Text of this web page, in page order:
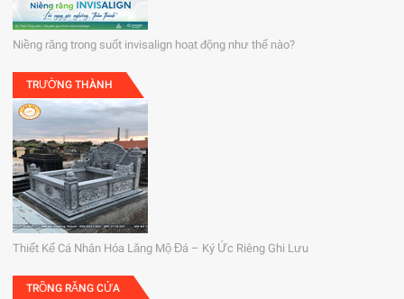
Niềng răng trong suốt invisalign hoạt động như thế nào?
TRƯỜNG THÀNH
Thiết Kế Cá Nhân Hóa Lăng Mộ Đá – Ký Ức Riêng Ghi Lưu
TRỒNG RĂNG CỬA